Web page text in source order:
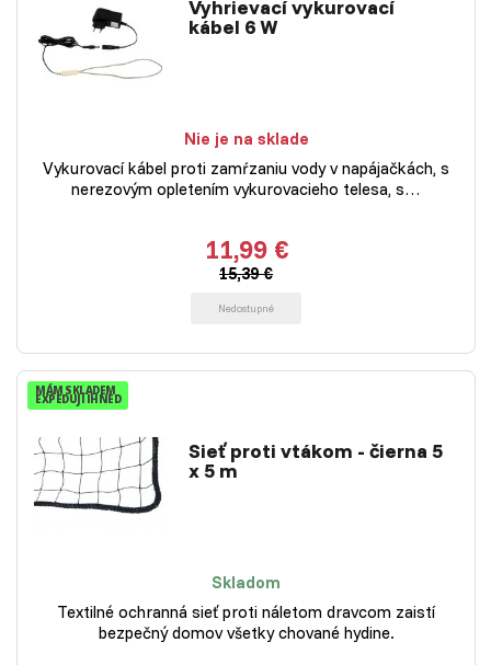
Vyhrievací vykurovací
kábel 6 W
Nie je na sklade
Vykurovací kábel proti zamŕzaniu vody v napájačkách, s
nerezovým opletením vykurovacieho telesa, s…
11,99 €
15,39 €
Nedostupné
MÁM SKLADEM
EXPEDUJI IHNED
Sieť proti vtákom - čierna 5
x 5 m
Skladom
Textilné ochranná sieť proti náletom dravcom zaistí
bezpečný domov všetky chované hydine.